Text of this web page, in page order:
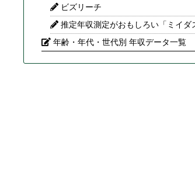
ビズリーチ
推定年収測定がおもしろい「ミイダ
年齢・年代・世代別 年収データ一覧